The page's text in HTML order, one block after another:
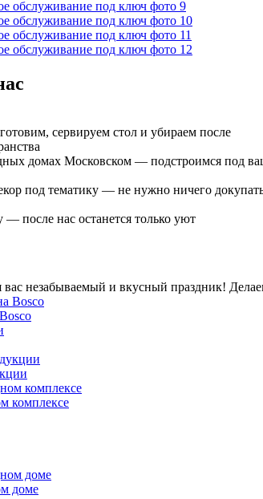
сервируем стол и убираем после
домах Московском — подстроимся под
под тематику — не нужно ничего
после нас останется только уют
незабываемый и вкусный праздник!
комплексе
доме